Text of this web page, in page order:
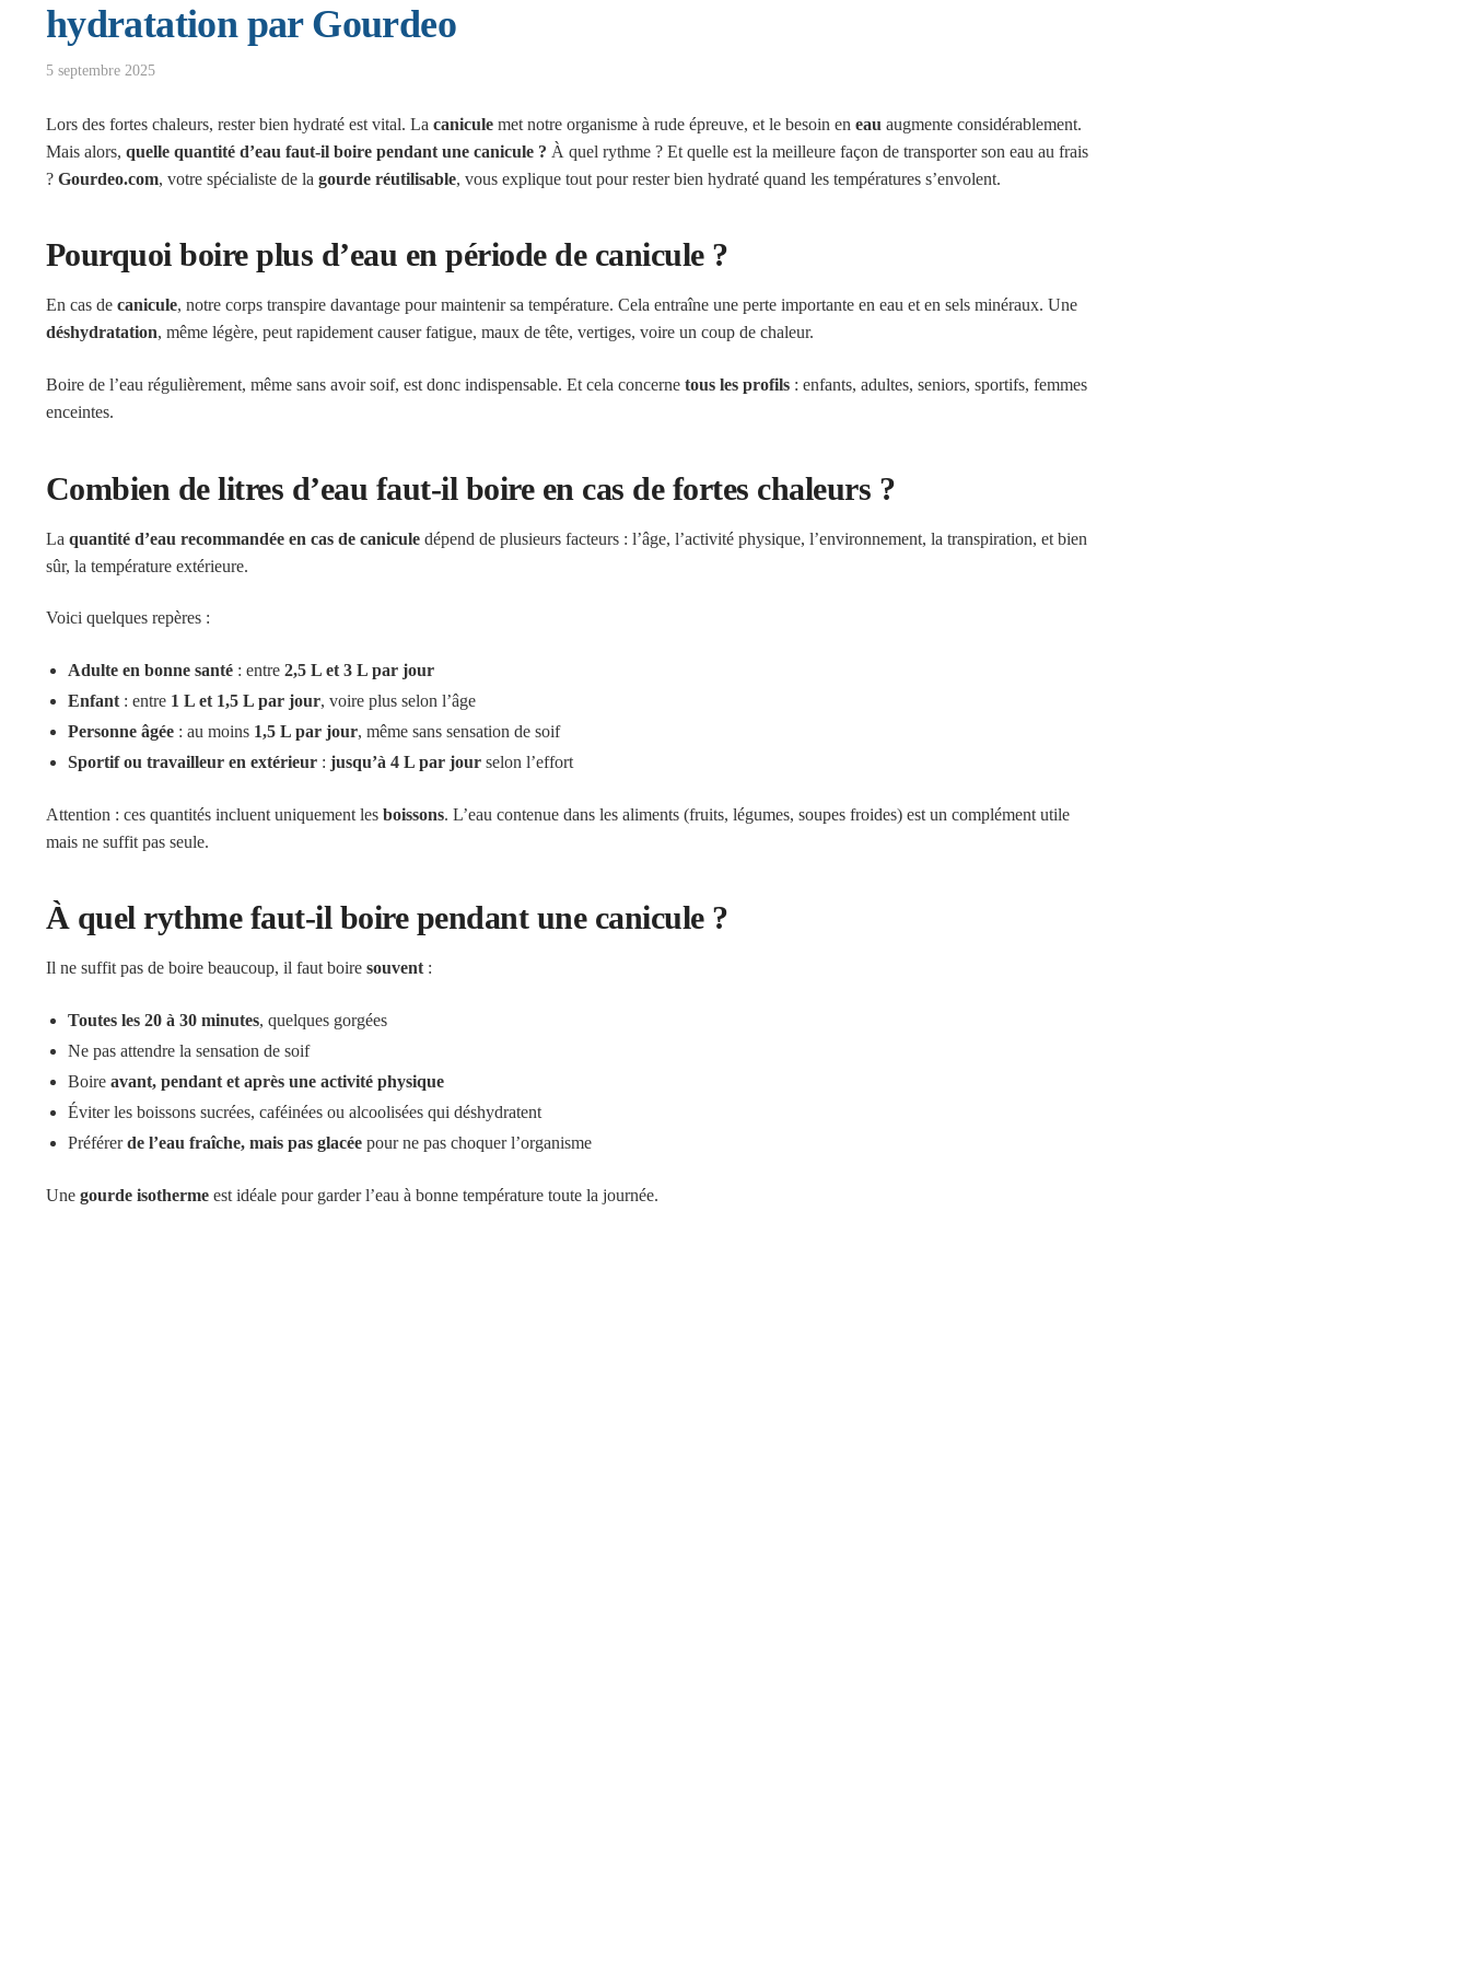
hydratation par Gourdeo
5 septembre 2025
Lors des fortes chaleurs, rester bien hydraté est vital. La caniculemet notre organisme à rude épreuve, et le besoin en eau augmente considérablement.
Mais alors, quelle quantité d’eau faut-il boire pendant une canicule ? À quel rythme ? Et quelle est la meilleure façon de transporter son eau au frais
? Gourdeo.com, votre spécialiste de la gourde réutilisable, vous explique tout pour rester bien hydraté quand les températures s’envolent.
Pourquoi boire plus d’eau en période de canicule ?
En cas de canicule, notre corps transpire davantage pour maintenir sa température. Cela entraîne une perte importante en eau et en sels minéraux. Une
déshydratation, même légère, peut rapidement causer fatigue, maux de tête, vertiges, voire un coup de chaleur.
Boire de l’eau régulièrement, même sans avoir soif, est donc indispensable. Et cela concerne tous les profils: enfants, adultes, seniors, sportifs, femmes
enceintes.
Combien de litres d’eau faut-il boire en cas de fortes chaleurs ?
La quantité d’eau recommandée en cas de caniculedépend de plusieurs facteurs : l’âge, l’activité physique, l’environnement, la transpiration, et bien
sûr, la température extérieure.
Voici quelques repères :
Adulte en bonne santé: entre 2,5 L et 3 L par jour
Enfant: entre 1 L et 1,5 L par jour, voire plus selon l’âge
Personne âgée: au moins 1,5 L par jour, même sans sensation de soif
Sportif ou travailleur en extérieur: jusqu’à 4 L par jourselon l’effort
Attention : ces quantités incluent uniquement les boissons. L’eau contenue dans les aliments (fruits, légumes, soupes froides) est un complément utile
mais ne suffit pas seule.
À quel rythme faut-il boire pendant une canicule ?
Il ne suffit pas de boire beaucoup, il faut boire souvent:
Toutes les 20 à 30 minutes, quelques gorgées
Ne pas attendre la sensation de soif
Boire avant, pendant et après une activité physique
Éviter les boissons sucrées, caféinées ou alcoolisées qui déshydratent
Préférerde l’eau fraîche, mais pas glacéepour ne pas choquer l’organisme
Une gourde isothermeest idéale pour garder l’eau à bonne température toute la journée.